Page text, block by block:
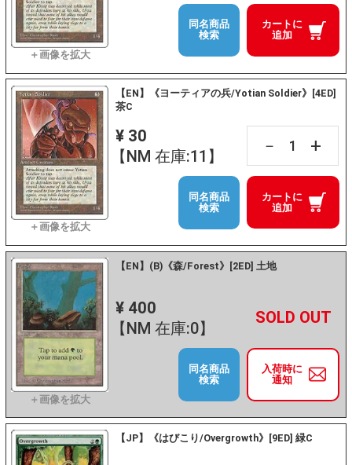
カートに
追加
同名商品
検索
【EN】《ヨーティアの兵/Yotian Soldier》[4ED]
茶C
¥ 30
【NM 在庫:11】
－ +
カートに
追加
同名商品
検索
【EN】(B)《森/Forest》[2ED] 土地
¥ 400
【NM 在庫:0】
－ +
入荷時に
通知
同名商品
検索
【JP】《はびこり/Overgrowth》[9ED] 緑C